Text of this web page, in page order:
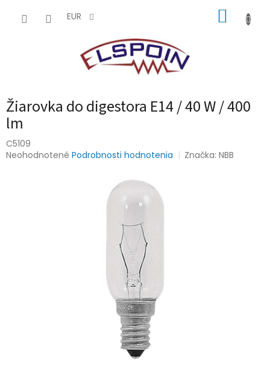
EUR
Žiarovka do digestora E14 / 40 W / 400
lm
C5109
Priemerné
Neohodnotené Podrobnosti hodnotenia Značka:NBB